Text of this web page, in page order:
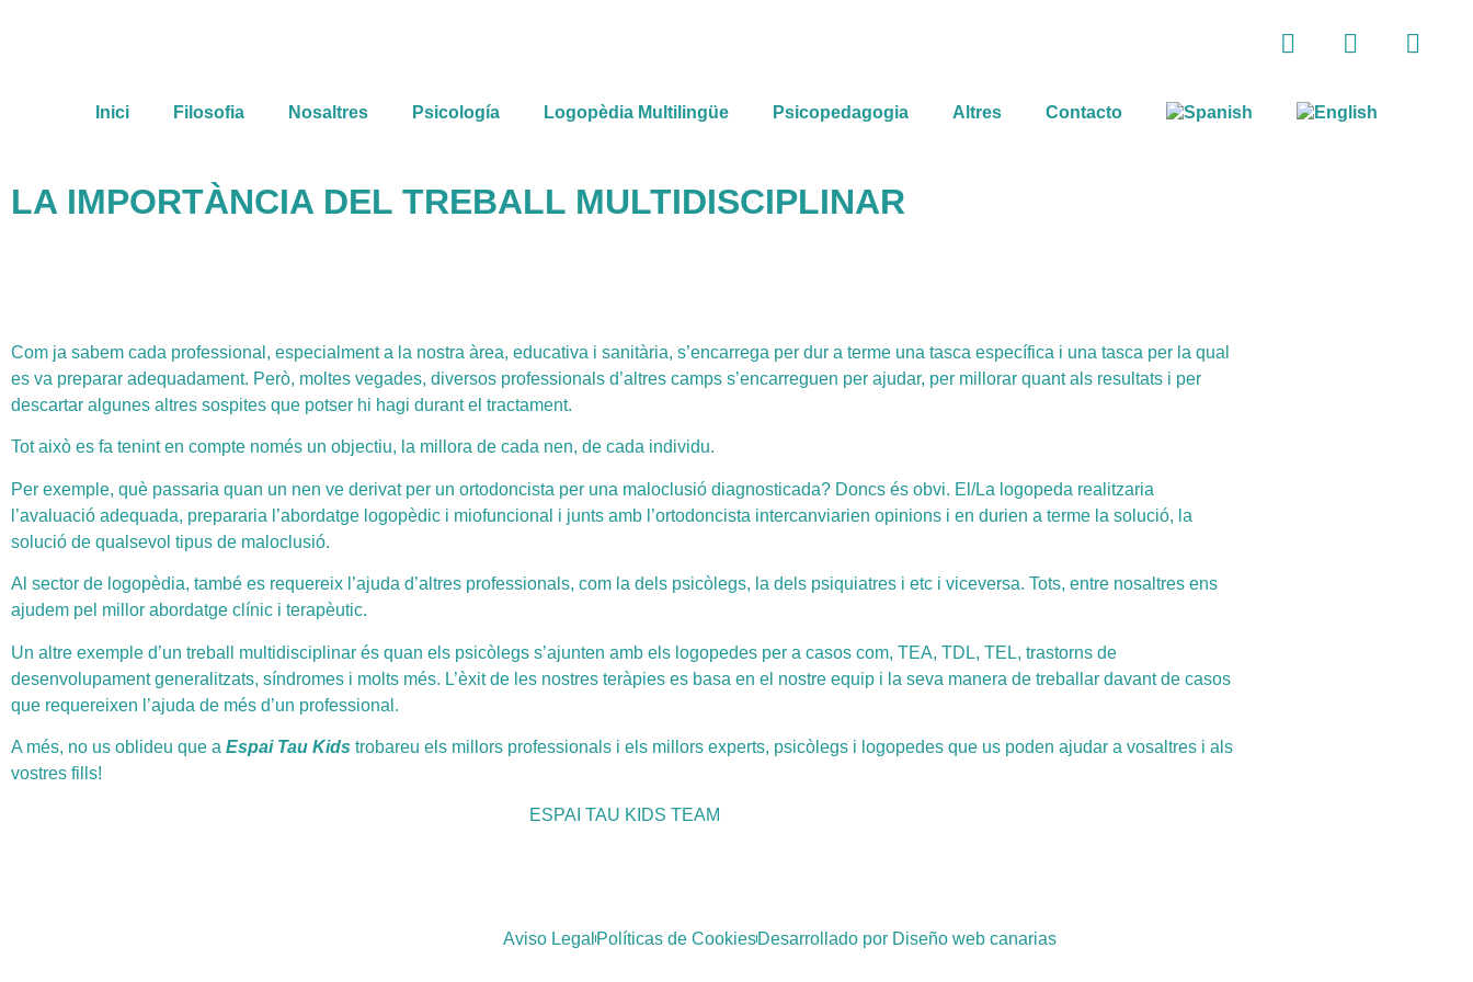
Inici Filosofia Nosaltres Psicología Logopèdia Multilingüe Psicopedagogia Altres Contacto
LA IMPORTÀNCIA DEL TREBALL MULTIDISCIPLINAR
Com ja sabem cada professional, especialment a la nostra àrea, educativa i sanitària, s’encarrega per dur a terme una tasca específica i una tasca per la qual
es va preparar adequadament. Però, moltes vegades, diversos professionals d’altres camps s’encarreguen per ajudar, per millorar quant als resultats i per
descartar algunes altres sospites que potser hi hagi durant el tractament.
Tot això es fa tenint en compte només un objectiu, la millora de cada nen, de cada individu.
Per exemple, què passaria quan un nen ve derivat per un ortodoncista per una maloclusió diagnosticada? Doncs és obvi. El/La logopeda realitzaria
l’avaluació adequada, prepararia l’abordatge logopèdic i miofuncional i junts amb l’ortodoncista intercanviarien opinions i en durien a terme la solució, la
solució de qualsevol tipus de maloclusió.
Al sector de logopèdia, també es requereix l’ajuda d’altres professionals, com la dels psicòlegs, la dels psiquiatres i etc i viceversa. Tots, entre nosaltres ens
ajudem pel millor abordatge clínic i terapèutic.
Un altre exemple d’un treball multidisciplinar és quan els psicòlegs s’ajunten amb els logopedes per a casos com, TEA, TDL, TEL, trastorns de
desenvolupament generalitzats, síndromes i molts més. L’èxit de les nostres teràpies es basa en el nostre equip i la seva manera de treballar davant de casos
que requereixen l’ajuda de més d’un professional.
A més, no us oblideu que a Espai Tau Kids trobareu els millors professionals i els millors experts, psicòlegs i logopedes que us poden ajudar a vosaltres i als
vostres fills!
ESPAI TAU KIDS TEAM
Aviso Legal Políticas de CookiesDesarrollado por Diseño web canarias